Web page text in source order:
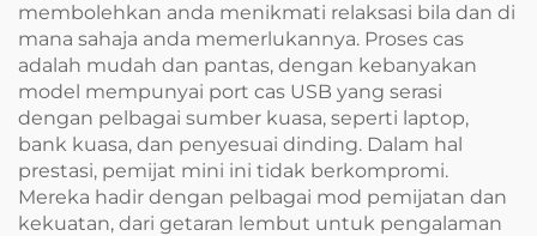
membolehkan anda menikmati relaksasi bila dan di
mana sahaja anda memerlukannya. Proses cas
adalah mudah dan pantas, dengan kebanyakan
model mempunyai port cas USB yang serasi
dengan pelbagai sumber kuasa, seperti laptop,
bank kuasa, dan penyesuai dinding. Dalam hal
prestasi, pemijat mini ini tidak berkompromi.
Mereka hadir dengan pelbagai mod pemijatan dan
kekuatan, dari getaran lembut untuk pengalaman